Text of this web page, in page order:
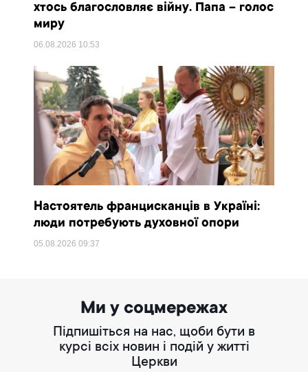
хтось благословляє війну. Папа – голос
миру
06.08.2026 10:53
Настоятель францисканців в Україні:
люди потребують духовної опори
05.08.202609:37
Ми у соцмережах
Підпишіться на нас, щоби бути в
курсі всіх новин і подій у житті
Церкви